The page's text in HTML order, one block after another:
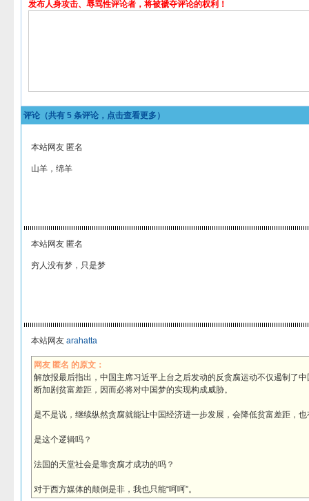
发布人身攻击、辱骂性评论者，将被褫夺评论的权利！
评论（共有 5 条评论，点击查看更多）
本站网友 匿名
山羊，绵羊
本站网友 匿名
穷人没有梦，只是梦
本站网友 arahatta
网友 匿名 的原文：
解放报最后指出，中国主席习近平上台之后发动的反贪腐运动不仅遏制了
断加剧贫富差距，因而必将对中国梦的实现构成威胁。
是不是说，继续纵然贪腐就能让中国经济进一步发展，会降低贫富差距，
是这个逻辑吗？
法国的天堂社会是靠贪腐才成功的吗？
对于西方媒体的颠倒是非，我也只能“呵呵”。